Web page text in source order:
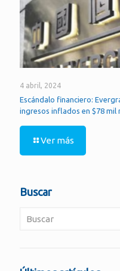
4 abril, 2024
Escándalo financiero:
ingresos inflados en $78 mil
Ver más
Buscar